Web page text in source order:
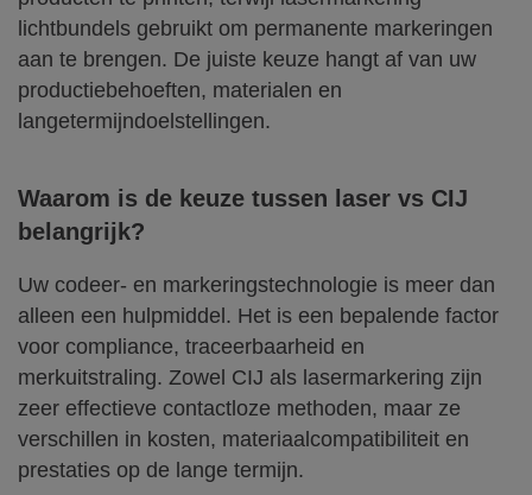
lichtbundels gebruikt om permanente markeringen
aan te brengen. De juiste keuze hangt af van uw
productiebehoeften, materialen en
langetermijndoelstellingen.
Waarom is de keuze tussen laser vs CIJ
belangrijk?
Uw codeer- en markeringstechnologie is meer dan
alleen een hulpmiddel. Het is een bepalende factor
voor compliance, traceerbaarheid en
merkuitstraling. Zowel CIJ als lasermarkering zijn
zeer effectieve contactloze methoden, maar ze
verschillen in kosten, materiaalcompatibiliteit en
prestaties op de lange termijn.